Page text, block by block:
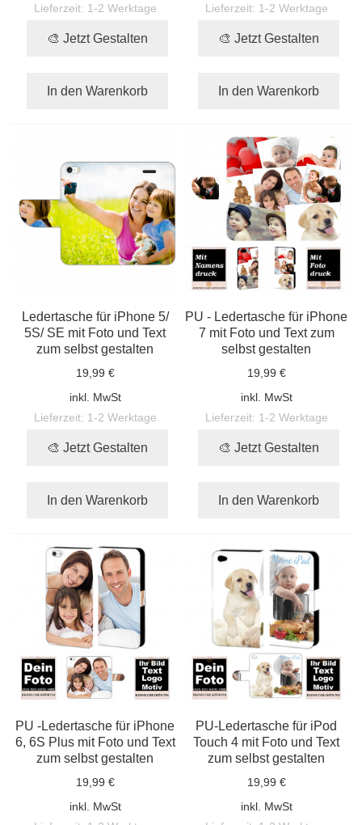
Lieferzeit: 1-2 Werktage
🎨 Jetzt Gestalten
In den Warenkorb
Lieferzeit: 1-2 Werktage
🎨 Jetzt Gestalten
In den Warenkorb
Ledertasche für iPhone 5/
5S/ SE mit Foto und Text
zum selbst gestalten
19,99 €
inkl. MwSt
Lieferzeit: 1-2 Werktage
🎨 Jetzt Gestalten
In den Warenkorb
PU - Ledertasche für iPhone
7 mit Foto und Text zum
selbst gestalten
19,99 €
inkl. MwSt
Lieferzeit: 1-2 Werktage
🎨 Jetzt Gestalten
In den Warenkorb
PU -Ledertasche für iPhone
6, 6S Plus mit Foto und Text
zum selbst gestalten
19,99 €
inkl. MwSt
PU-Ledertasche für iPod
Touch 4 mit Foto und Text
zum selbst gestalten
19,99 €
inkl. MwSt